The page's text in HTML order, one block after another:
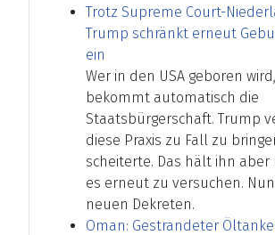
Trotz Supreme Court-
Trump schränkt erneut
ein
Wer in den USA geboren wird,
bekommt automatisch die
Staatsbürgerschaft. Trump
diese Praxis zu Fall zu
scheiterte. Das hält ihn aber
es erneut zu versuchen.
neuen Dekreten.
Oman: Gestrandeter